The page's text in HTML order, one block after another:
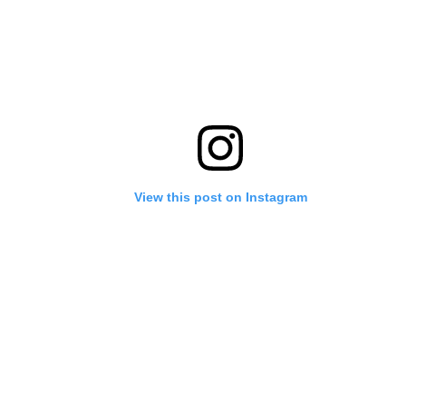
View this post on Instagram